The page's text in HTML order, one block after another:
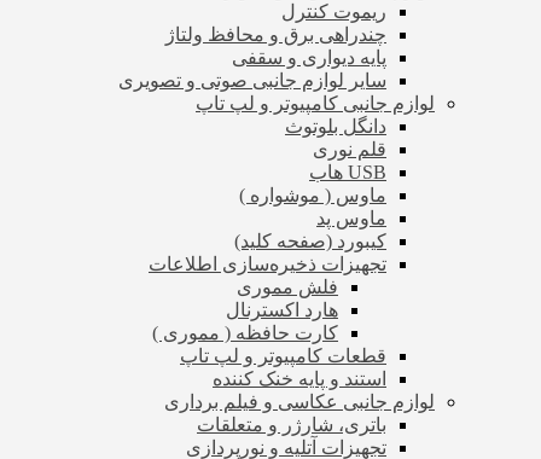
ریموت کنترل
چندراهی برق و محافظ ولتاژ
پایه دیواری و سقفی
سایر لوازم جانبی صوتی و تصویری
لوازم جانبی کامپیوتر و لپ تاپ
دانگل بلوتوث
قلم نوری
USB هاب
ماوس ( موشواره )
ماوس پد
کیبورد (صفحه کلید)
تجهیزات ذخیره‌سازی اطلاعات
فلش مموری
هارد اکسترنال
کارت حافظه ( مموری )
قطعات کامپیوتر و لپ تاپ
استند و پایه خنک کننده
لوازم جانبی عکاسی و فیلم برداری
باتری، شارژر و متعلقات
تجهیزات آتلیه و نورپردازی